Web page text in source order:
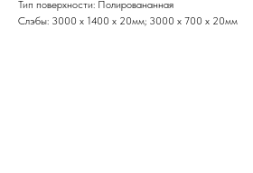
Тип поверхности: Полировананная
Слэбы: 3000 x 1400 x 20мм; 3000 x 700 х 20мм